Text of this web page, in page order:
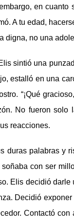
en
A tu edad,
digna, no una
sintió una
estalló en una
“¡Qué
No fueron
reacciones.
duras palabras y
con ser
Elis decidió
Decidió
Contactó